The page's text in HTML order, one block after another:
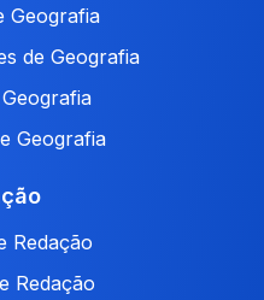
Geografia
de Geografia
Geografia
Redação
Redação